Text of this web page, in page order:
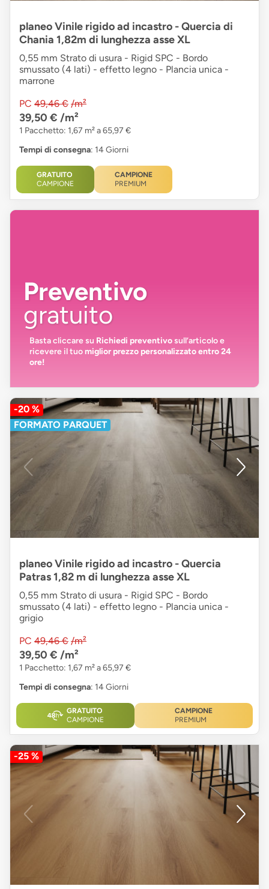
planeo Vinile rigido ad incastro - Quercia di
Chania 1,82m di lunghezza asse XL
0,55 mm Strato di usura - Rigid SPC - Bordo
smussato (4 lati) - effetto legno - Plancia unica -
marrone
PC 49,46 € /m²
39,50 € /m²
1 Pacchetto: 1,67 m² a 65,97 €
Tempi di consegna: 14 Giorni
GRATUITO
CAMPIONE
CAMPIONE
PREMIUM
Preventivo
gratuito
Basta cliccare su Richiedi preventivosull’articolo e
ricevere il tuomiglior prezzo personalizzato entro 24
ore!
-20 %
FORMATO PARQUET
planeo Vinile rigido ad incastro - Quercia
Patras 1,82 m di lunghezza asse XL
0,55 mm Strato di usura - Rigid SPC - Bordo
smussato (4 lati) - effetto legno - Plancia unica -
grigio
PC 49,46 € /m²
39,50 € /m²
1 Pacchetto: 1,67 m² a 65,97 €
Tempi di consegna: 14 Giorni
GRATUITO
CAMPIONE
CAMPIONE
PREMIUM
-25 %